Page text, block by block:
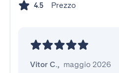
4.5 Prezzo
Vitor C., maggio 2026